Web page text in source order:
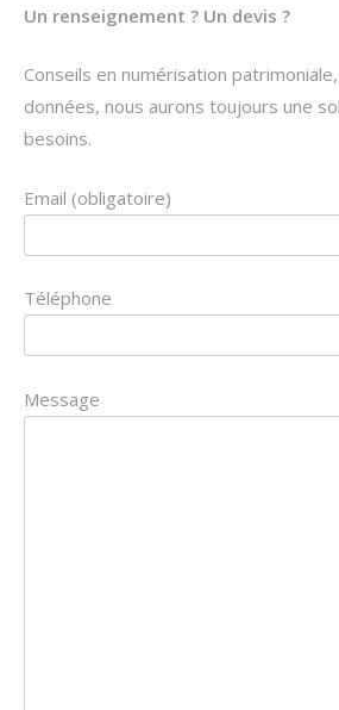
Un renseignement ? Un devis ?
Conseils en numérisation
données, nous aurons toujours une
besoins.
Email (obligatoire)
Téléphone
Message